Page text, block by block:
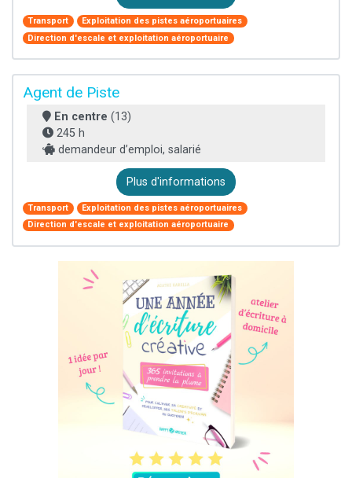
Transport
Exploitation des pistes aéroportuaires
Direction d'escale et exploitation aéroportuaire
Agent de Piste
En centre (13)
245 h
demandeur d’emploi, salarié
Plus d'informations
Transport
Exploitation des pistes aéroportuaires
Direction d'escale et exploitation aéroportuaire